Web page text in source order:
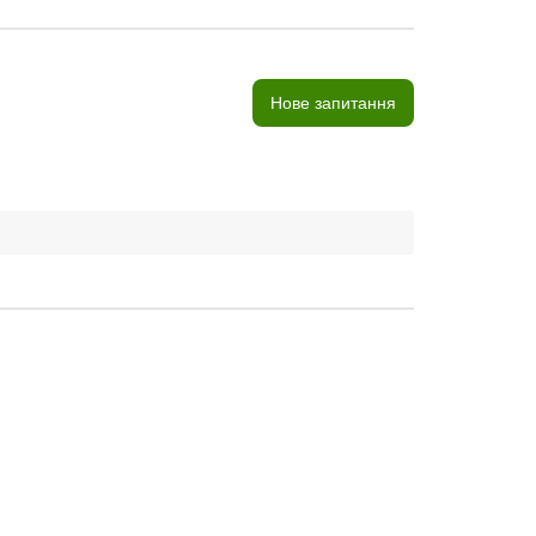
Нове запитання